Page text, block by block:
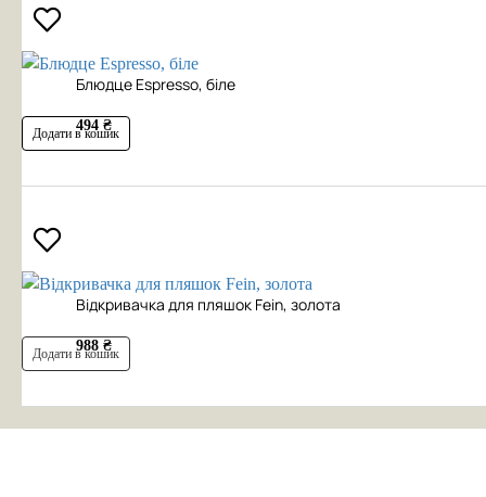
Блюдце Espresso, біле
494 ₴
Додати в кошик
Відкривачка для пляшок Fein, золота
988 ₴
Додати в кошик